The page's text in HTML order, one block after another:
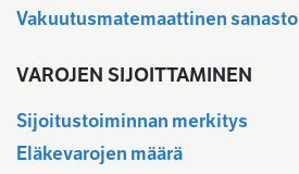
Vakuutusmatemaattinen sanasto
VAROJEN SIJOITTAMINEN
Sijoitustoiminnan merkitys
Eläkevarojen määrä